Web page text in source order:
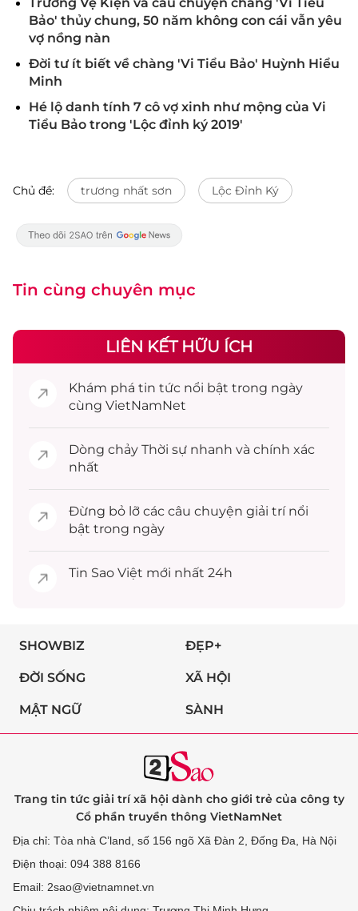
Bảo' thủy chung, 50 năm không con cái vẫn yêu
vợ nồng nàn
Đời tư ít biết về chàng 'Vi Tiểu Bảo' Huỳnh Hiểu
Minh
Hé lộ danh tính 7 cô vợ xinh như mộng của Vi
Tiểu Bảo trong 'Lộc đỉnh ký 2019'
Chủ đề: trương nhất sơn Lộc Đỉnh Ký
Tin cùng chuyên mục
LIÊN KẾT HỮU ÍCH
Khám phá tin tức nổi bật trong ngày
cùng VietNamNet
Dòng chảy Thời sự nhanh và chính xác
nhất
Đừng bỏ lỡ các câu chuyện giải trínổi
bật trong ngày
Tin Sao Việt mới nhất 24h
SHOWBIZ ĐẸP+
ĐỜI SỐNG XÃ HỘI
MẬT NGỮ SÀNH
Trang tin tức giải trí xã hội dành cho giới trẻ của công ty
Cổ phần truyền thông VietNamNet
Địa chỉ: Tòa nhà C’land, số 156 ngõ Xã Đàn 2, Đống Đa, Hà Nội
Điện thoại: 094 388 8166
Email: 2sao@vietnamnet.vn